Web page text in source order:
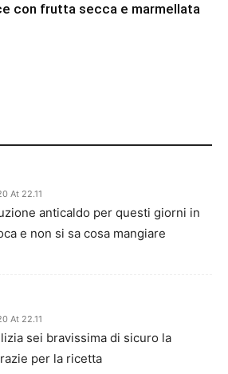
con frutta secca e marmellata
At 22.11
anticaldo per questi giorni in
e non si sa cosa mangiare
At 22.11
sei bravissima di sicuro la
per la ricetta